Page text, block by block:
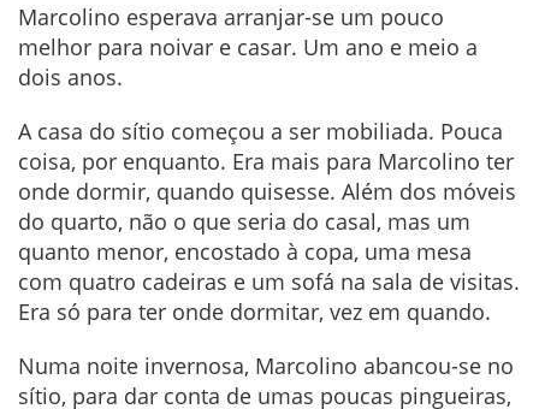
Marcolino esperava arranjar-se um pouco
melhor para noivar e casar. Um ano e meio a
dois anos.
A casa do sítio começou a ser mobiliada. Pouca
coisa, por enquanto. Era mais para Marcolino ter
onde dormir, quando quisesse. Além dos móveis
do quarto, não o que seria do casal, mas um
quanto menor, encostado à copa, uma mesa
com quatro cadeiras e um sofá na sala de visitas.
Era só para ter onde dormitar, vez em quando.
Numa noite invernosa, Marcolino abancou-se no
sítio, para dar conta de umas poucas pingueiras,